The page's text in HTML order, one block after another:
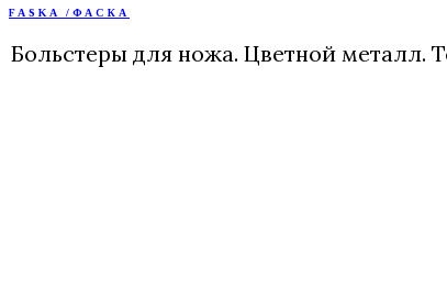
Перейти
содержимому
FASKA /ФАСКА
Больстеры для ножа. Цветной металл.